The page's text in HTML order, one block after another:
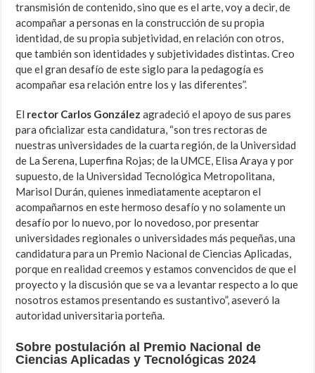
transmisión de contenido, sino que es el arte, voy a decir, de
acompañar a personas en la construcción de su propia
identidad, de su propia subjetividad, en relación con otros,
que también son identidades y subjetividades distintas. Creo
que el gran desafío de este siglo para la pedagogía es
acompañar esa relación entre los y las diferentes”.
El rector Carlos González agradeció el apoyo de sus pares
para oficializar esta candidatura, “son tres rectoras de
nuestras universidades de la cuarta región, de la Universidad
de La Serena, Luperfina Rojas; de la UMCE, Elisa Araya y por
supuesto, de la Universidad Tecnológica Metropolitana,
Marisol Durán, quienes inmediatamente aceptaron el
acompañarnos en este hermoso desafío y no solamente un
desafío por lo nuevo, por lo novedoso, por presentar
universidades regionales o universidades más pequeñas, una
candidatura para un Premio Nacional de Ciencias Aplicadas,
porque en realidad creemos y estamos convencidos de que el
proyecto y la discusión que se va a levantar respecto a lo que
nosotros estamos presentando es sustantivo”, aseveró la
autoridad universitaria porteña.
Sobre postulación al Premio Nacional de
Ciencias Aplicadas y Tecnológicas 2024